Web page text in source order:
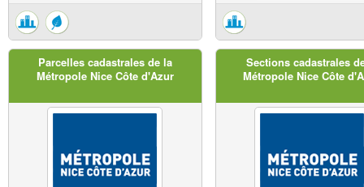
Parcelles cadastrales de la
Métropole Nice Côte d'Azur
Sections cadastrales
Métropole Nice Côte